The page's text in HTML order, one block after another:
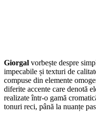
Giorgal vorbește despre
impecabile și texturi de
compuse din elemente
diferite accente care denotă
realizate într-o gamă
tonuri reci, până la nuanțe